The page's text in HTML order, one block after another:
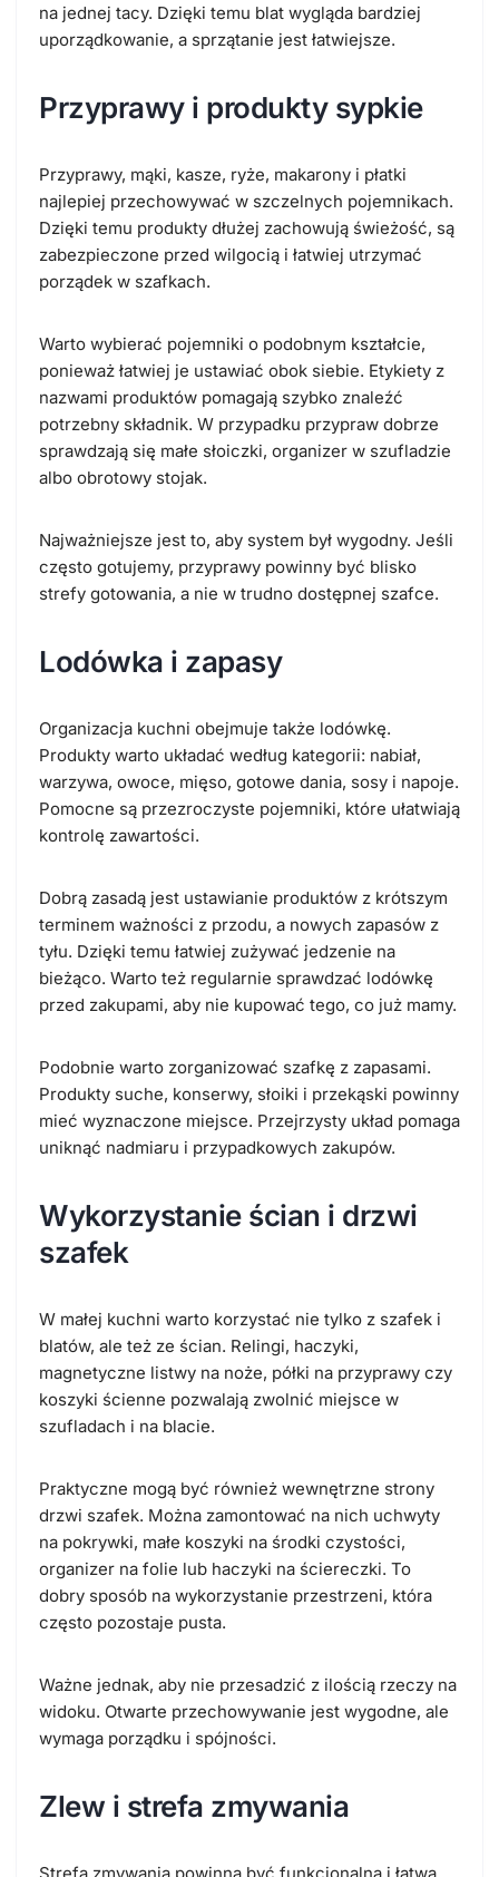
na jednej tacy. Dzięki temu blat wygląda bardziej
uporządkowanie, a sprzątanie jest łatwiejsze.
Przyprawy i produkty sypkie
Przyprawy, mąki, kasze, ryże, makarony i płatki
najlepiej przechowywać w szczelnych pojemnikach.
Dzięki temu produkty dłużej zachowują świeżość, są
zabezpieczone przed wilgocią i łatwiej utrzymać
porządek w szafkach.
Warto wybierać pojemniki o podobnym kształcie,
ponieważ łatwiej je ustawiać obok siebie. Etykiety z
nazwami produktów pomagają szybko znaleźć
potrzebny składnik. W przypadku przypraw dobrze
sprawdzają się małe słoiczki, organizer w szufladzie
albo obrotowy stojak.
Najważniejsze jest to, aby system był wygodny. Jeśli
często gotujemy, przyprawy powinny być blisko
strefy gotowania, a nie w trudno dostępnej szafce.
Lodówka i zapasy
Organizacja kuchni obejmuje także lodówkę.
Produkty warto układać według kategorii: nabiał,
warzywa, owoce, mięso, gotowe dania, sosy i napoje.
Pomocne są przezroczyste pojemniki, które ułatwiają
kontrolę zawartości.
Dobrą zasadą jest ustawianie produktów z krótszym
terminem ważności z przodu, a nowych zapasów z
tyłu. Dzięki temu łatwiej zużywać jedzenie na
bieżąco. Warto też regularnie sprawdzać lodówkę
przed zakupami, aby nie kupować tego, co już mamy.
Podobnie warto zorganizować szafkę z zapasami.
Produkty suche, konserwy, słoiki i przekąski powinny
mieć wyznaczone miejsce. Przejrzysty układ pomaga
uniknąć nadmiaru i przypadkowych zakupów.
Wykorzystanie ścian i drzwi
szafek
W małej kuchni warto korzystać nie tylko z szafek i
blatów, ale też ze ścian. Relingi, haczyki,
magnetyczne listwy na noże, półki na przyprawy czy
koszyki ścienne pozwalają zwolnić miejsce w
szufladach i na blacie.
Praktyczne mogą być również wewnętrzne strony
drzwi szafek. Można zamontować na nich uchwyty
na pokrywki, małe koszyki na środki czystości,
organizer na folie lub haczyki na ściereczki. To
dobry sposób na wykorzystanie przestrzeni, która
często pozostaje pusta.
Ważne jednak, aby nie przesadzić z ilością rzeczy na
widoku. Otwarte przechowywanie jest wygodne, ale
wymaga porządku i spójności.
Zlew i strefa zmywania